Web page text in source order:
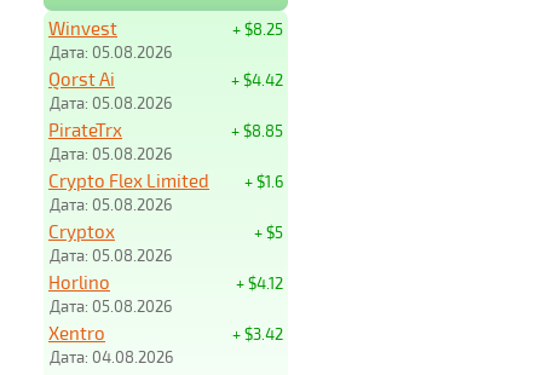
+ $8.25
Winvest
Дата: 05.08.2026
+ $4.42
Qorst Ai
Дата: 05.08.2026
+ $8.85
PirateTrx
Дата: 05.08.2026
+ $1.6
Crypto Flex Limited
Дата: 05.08.2026
+ $5
Cryptox
Дата: 05.08.2026
+ $4.12
Horlino
Дата: 05.08.2026
+ $3.42
Xentro
Дата: 04.08.2026